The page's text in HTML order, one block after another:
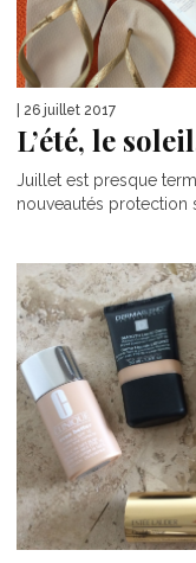
| 26 juillet 2017
L’été, le
Juillet est presque
nouveautés protection